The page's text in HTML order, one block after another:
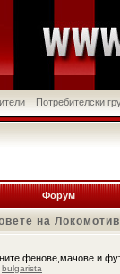
Потребителски
Форум
на
фенове,мачове и
bulgarista